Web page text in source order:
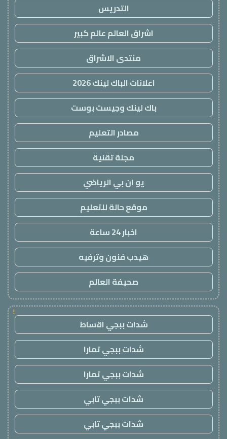
التدريس
اشراق العالم عالم كبير
منتدى الاشراق
اعلانات الباك لينك 2026
باك لينك وجيست بوست
مصادر التعليم
مجلة تقنية
يو ان بي الرياضي
موقع حالة للتعليم
اخبار 24 ساعة
هيدب فنون وترفيه
صحيفة العالم
!
شدات ببجي اقساط
شدات ببجي تمارا
شدات ببجي تمارا
شدات ببجي تابي
شدات ببجي تابي